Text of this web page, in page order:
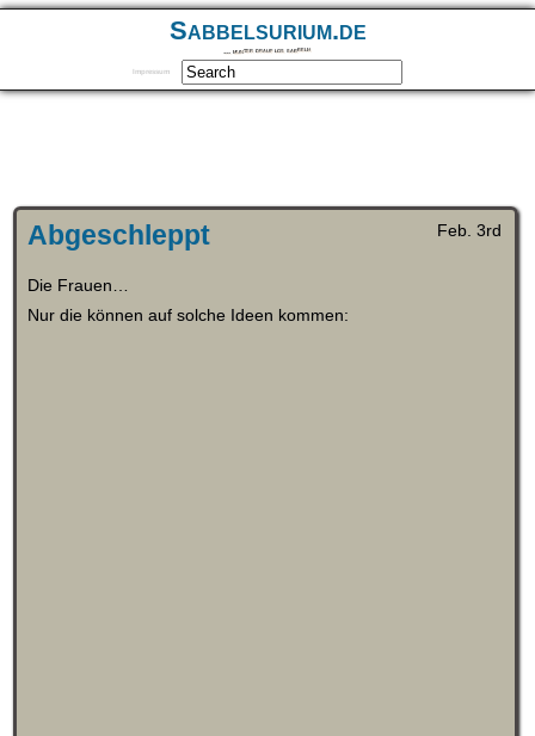
Sabbelsurium.de
… munter drauf los sabbeln
Impressum
Feb. 3rd
Abgeschleppt
Die Frauen…
Nur die können auf solche Ideen kommen: